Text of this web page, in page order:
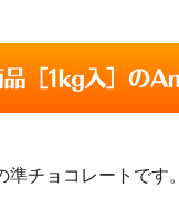
チョコレートです。